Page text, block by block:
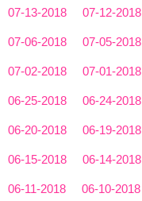
07-13-2018 07-12-2018
07-06-2018 07-05-2018
07-02-2018 07-01-2018
06-25-2018 06-24-2018
06-20-2018 06-19-2018
06-15-2018 06-14-2018
06-11-2018 06-10-2018